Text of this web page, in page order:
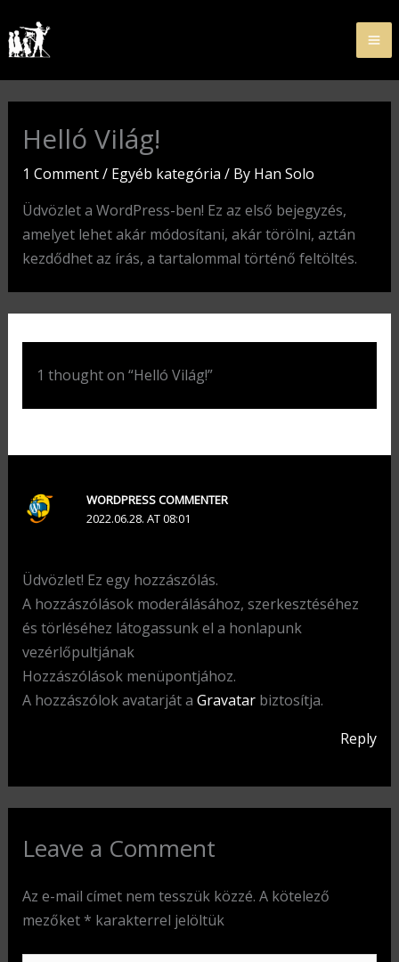
to
content
Helló Világ!
1 Comment/ Egyéb kategória / By Han Solo
Üdvözlet a WordPress-ben! Ez az első bejegyzés,
amelyet lehet akár módosítani, akár törölni, aztán
kezdődhet az írás, a tartalommal történő feltöltés.
1 thought on “Helló Világ!”
WORDPRESS COMMENTER
2022.06.28. AT 08:01
Üdvözlet! Ez egy hozzászólás.
A hozzászólások moderálásához, szerkesztéséhez
és törléséhez látogassunk el a honlapunk
vezérlőpultjának
Hozzászólások menüpontjához.
A hozzászólok avatarját a Gravatarbiztosítja.
Reply
Leave a Comment
Az e-mail címet nem tesszük közzé. A kötelező
mezőket * karakterrel jelöltük